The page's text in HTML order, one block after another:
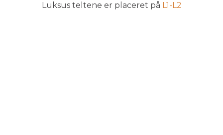
Luksus teltene er placeret på L1-L2